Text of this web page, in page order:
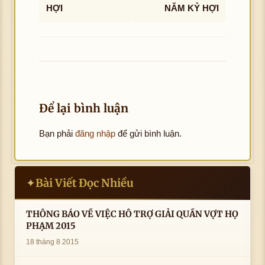
HỢI
NĂM KỶ HỢI
Để lại bình luận
Bạn phải đăng nhập để gửi bình luận.
✦Bài Viết Đọc Nhiều
THÔNG BÁO VỀ VIỆC HỖ TRỢ GIẢI QUẦN VỢT HỌ
PHẠM 2015
18 tháng 8 2015